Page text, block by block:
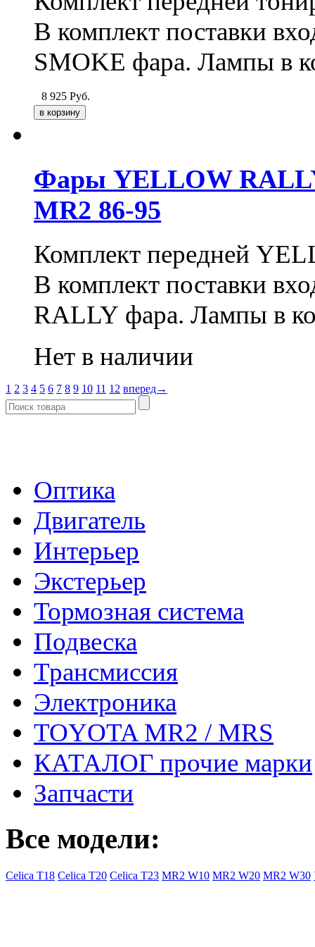
В комплект поставки
SMOKE фара. Лампы в
8 925 Руб.
Фары YELLOW
MR2 86-95
Комплект передней
В комплект поставки
RALLY фара. Лампы в
Нет в наличии
1 2 3 4 5 6 7 8 9 10 11 12 вперед→
Оптика
Двигатель
Интерьер
Экстерьер
Тормозная система
Подвеска
Трансмиссия
Электроника
TOYOTA MR2 / MRS
КАТАЛОГ прочие марки
Запчасти
Все модели:
Celica T18 Celica T20 Celica T23 MR2 W10 MR2 W20 MR2 W30